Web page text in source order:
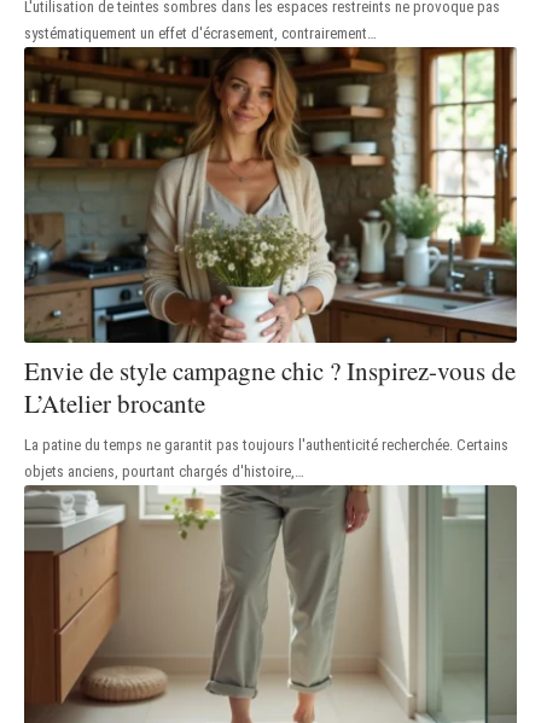
L'utilisation de teintes sombres dans les espaces restreints ne provoque pas
systématiquement un effet d'écrasement, contrairement…
Envie de style campagne chic ? Inspirez-vous de
L’Atelier brocante
La patine du temps ne garantit pas toujours l'authenticité recherchée. Certains
objets anciens, pourtant chargés d'histoire,